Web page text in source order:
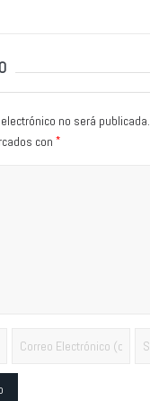
no será publicada.
con *